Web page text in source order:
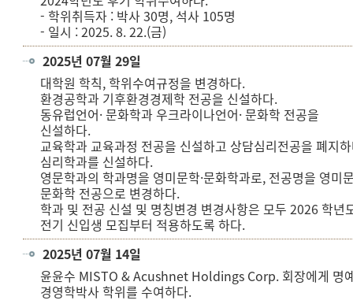
- 학위취득자 : 박사 30명, 석사 105명
- 일시 : 2025. 8. 22.(금)
2025년 07월 29일
대학원 학칙, 학위수여규정을 변경하다.
환경공학과 기후환경경제학 전공을 신설하다.
동유럽언어· 문화학과 우크라이나언어· 문화학 전공을
신설하다.
교육학과 교육과정 전공을 신설하고 상담심리전공을 폐지
심리학과를 신설하다.
영문학과의 학과명을 영미문학·문화학과로, 전공명을 영미
문화학 전공으로 변경하다.
학과 및 전공 신설 및 명칭변경 변경사항은 모두 2026 학년
전기 신입생 모집부터 적용하도록 하다.
2025년 07월 14일
윤윤수 MISTO & Acushnet Holdings Corp. 회장에게 명
경영학박사 학위를 수여하다.